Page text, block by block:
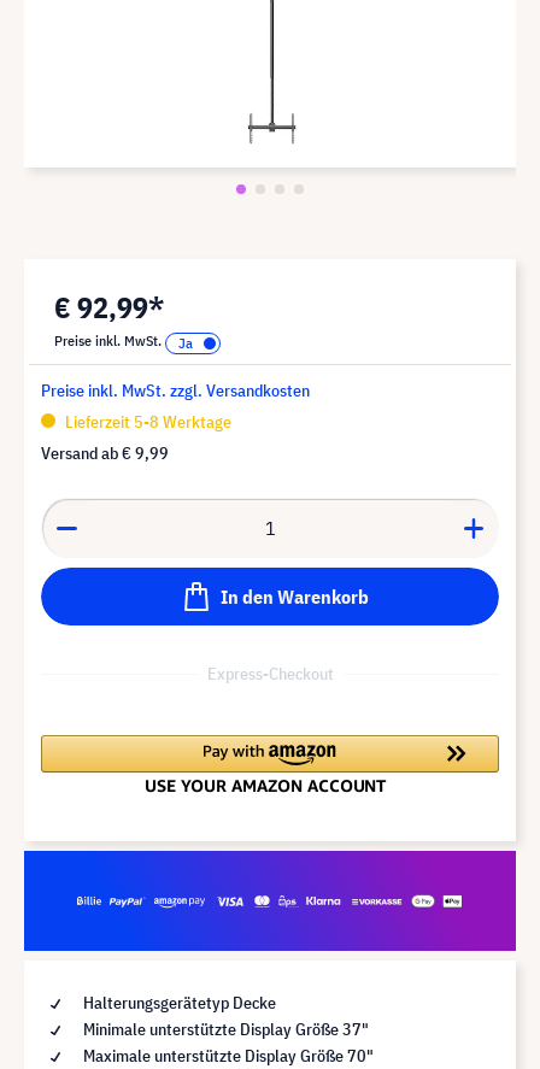
€ 92,99*
Preise inkl. MwSt.
Preise inkl. MwSt. zzgl. Versandkosten
Lieferzeit 5-8 Werktage
Versand ab€ 9,99
In den Warenkorb
Express-Checkout
Halterungsgerätetyp Decke
Minimale unterstützte Display Größe 37"
Maximale unterstützte Display Größe 70"